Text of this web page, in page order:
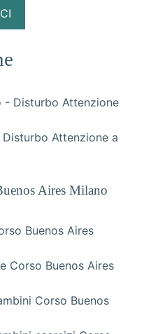
Attenzione a
Aires Milano
Buenos Aires
Corso Buenos Aires
Corso Buenos